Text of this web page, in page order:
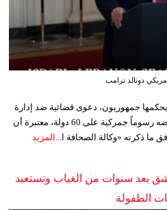
دونالد ترامب
اثنتان يحكمها جمهوريون، دعوى قضائية ضد إدارة
دونالد ترمب، الاثنين، على خلفية فرضه رسوماً جمركية على 60 دولة، معتبرة أن
ما ذكرته «وكالة الصحافة ا... المزيد
بعد سنوات من الغياب وتستعيد
الطفولة